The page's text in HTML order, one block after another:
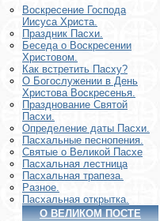
Воскреcение Господа
Иисуса Христа.
Праздник Пасхи.
Беседа о Воскресении
Христовом.
Как встретить Пасху?
О Богослужении в День
Христова Воскресенья.
Празднование Святой
Пасхи.
Определение даты Пасхи.
Пасхальные песнопения.
Святые о Великой Пасхе
Пасхальная лестница
Пасхальная трапеза.
Разное.
Пасхальная открытка.
О ВЕЛИКОМ ПОСТЕ